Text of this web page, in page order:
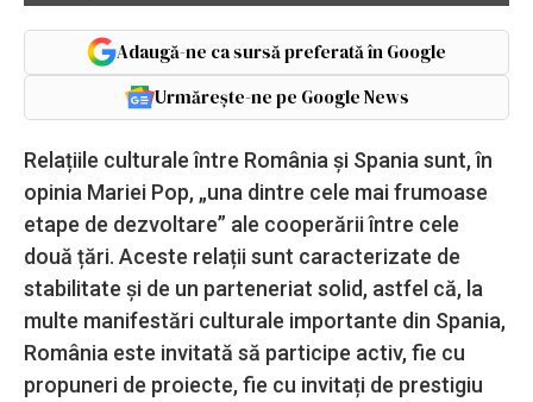
Adaugă-ne ca sursă preferată în Google
Urmărește-ne pe Google News
Relațiile culturale între România și Spania sunt, în
opinia Mariei Pop, „una dintre cele mai frumoase
etape de dezvoltare” ale cooperării între cele
două țări. Aceste relații sunt caracterizate de
stabilitate și de un parteneriat solid, astfel că, la
multe manifestări culturale importante din Spania,
România este invitată să participe activ, fie cu
propuneri de proiecte, fie cu invitați de prestigiu